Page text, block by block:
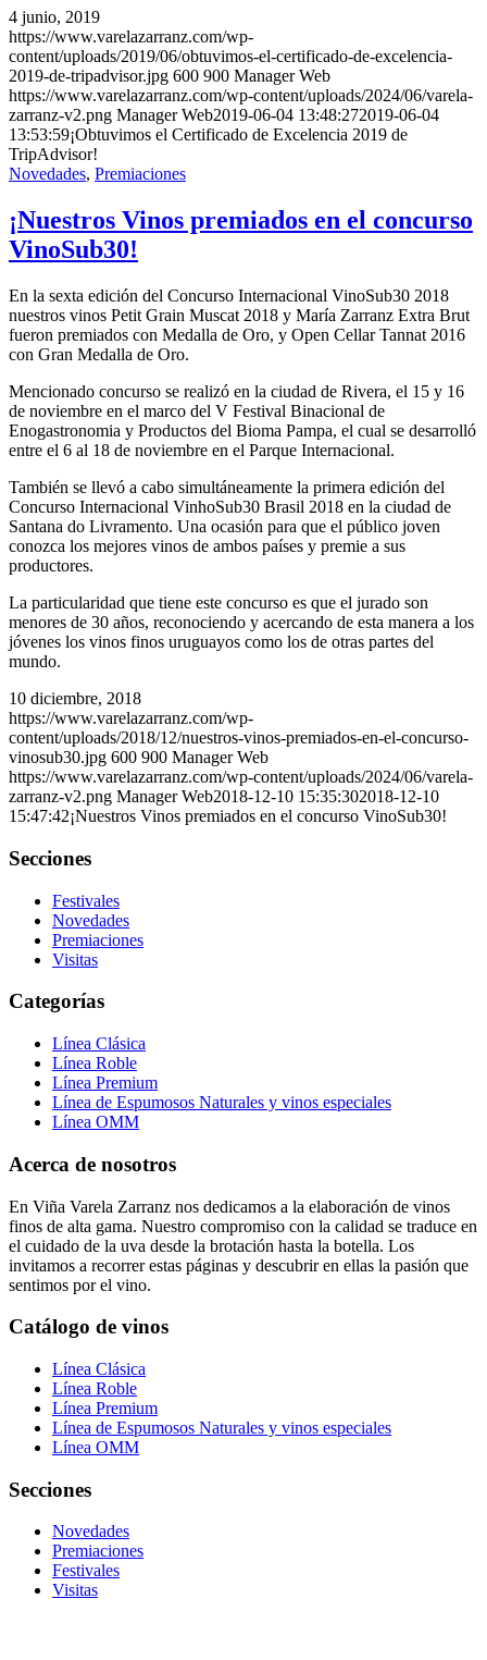
4 junio, 2019
https://www.varelazarranz.com/wp-
content/uploads/2019/06/obtuvimos-el-certificado-de-excelencia-
2019-de-tripadvisor.jpg 600 900 Manager Web
https://www.varelazarranz.com/wp-content/uploads/2024/06/varela-
zarranz-v2.png Manager Web2019-06-04 13:48:272019-06-04
13:53:59¡Obtuvimos el Certificado de Excelencia 2019 de
TripAdvisor!
Novedades, Premiaciones
¡Nuestros Vinos premiados en el concurso
VinoSub30!
En la sexta edición del Concurso Internacional VinoSub30 2018
nuestros vinos Petit Grain Muscat 2018 y María Zarranz Extra Brut
fueron premiados con Medalla de Oro, y Open Cellar Tannat 2016
con Gran Medalla de Oro.
Mencionado concurso se realizó en la ciudad de Rivera, el 15 y 16
de noviembre en el marco del V Festival Binacional de
Enogastronomia y Productos del Bioma Pampa, el cual se desarrolló
entre el 6 al 18 de noviembre en el Parque Internacional.
También se llevó a cabo simultáneamente la primera edición del
Concurso Internacional VinhoSub30 Brasil 2018 en la ciudad de
Santana do Livramento. Una ocasión para que el público joven
conozca los mejores vinos de ambos países y premie a sus
productores.
La particularidad que tiene este concurso es que el jurado son
menores de 30 años, reconociendo y acercando de esta manera a los
jóvenes los vinos finos uruguayos como los de otras partes del
mundo.
10 diciembre, 2018
https://www.varelazarranz.com/wp-
content/uploads/2018/12/nuestros-vinos-premiados-en-el-concurso-
vinosub30.jpg 600 900 Manager Web
https://www.varelazarranz.com/wp-content/uploads/2024/06/varela-
zarranz-v2.png Manager Web2018-12-10 15:35:302018-12-10
15:47:42¡Nuestros Vinos premiados en el concurso VinoSub30!
Secciones
Festivales
Novedades
Premiaciones
Visitas
Categorías
Línea Clásica
Línea Roble
Línea Premium
Línea de Espumosos Naturales y vinos especiales
Línea OMM
Acerca de nosotros
En Viña Varela Zarranz nos dedicamos a la elaboración de vinos
finos de alta gama. Nuestro compromiso con la calidad se traduce en
el cuidado de la uva desde la brotación hasta la botella. Los
invitamos a recorrer estas páginas y descubrir en ellas la pasión que
sentimos por el vino.
Catálogo de vinos
Línea Clásica
Línea Roble
Línea Premium
Línea de Espumosos Naturales y vinos especiales
Línea OMM
Secciones
Novedades
Premiaciones
Festivales
Visitas